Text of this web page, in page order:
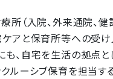
（入院、外来通院、健
アと保育所等への受
も、自宅を生活の拠点
ルーシブ保育を担当